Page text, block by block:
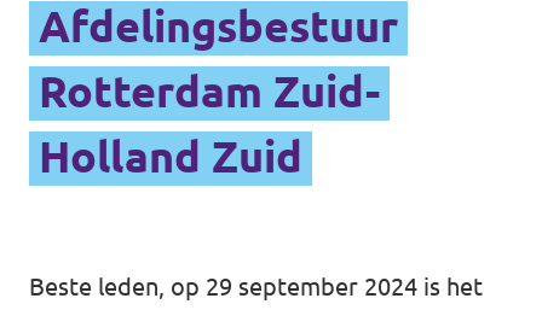
Overzicht fracties en communities
Fracties
Zuid-Holland
Rotterdam
Standpunten
Over Volt
Nieuws
Afdelingsbestuur
Rotterdam Zuid-
Holland Zuid
Beste leden, op 29 september 2024 is het